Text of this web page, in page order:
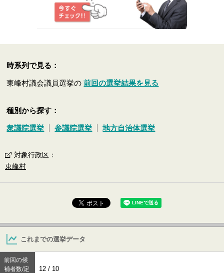
時系列で見る：
東峰村議会議員選挙の前回の選挙結果を見る
種別から探す：
衆議院選挙 参議院選挙 地方自治体選挙
対象行政区 ：
東峰村
これまでの選挙データ
前回の候
補者数/定
12 / 10